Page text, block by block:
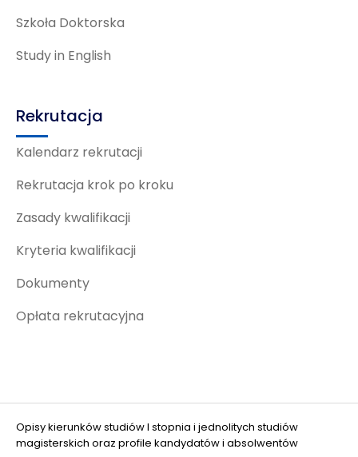
Szkoła Doktorska
Study in English
Rekrutacja
Kalendarz rekrutacji
Rekrutacja krok po kroku
Zasady kwalifikacji
Kryteria kwalifikacji
Dokumenty
Opłata rekrutacyjna
Opisy kierunków studiów I stopnia i jednolitych studiów
magisterskich oraz profile kandydatów i absolwentów